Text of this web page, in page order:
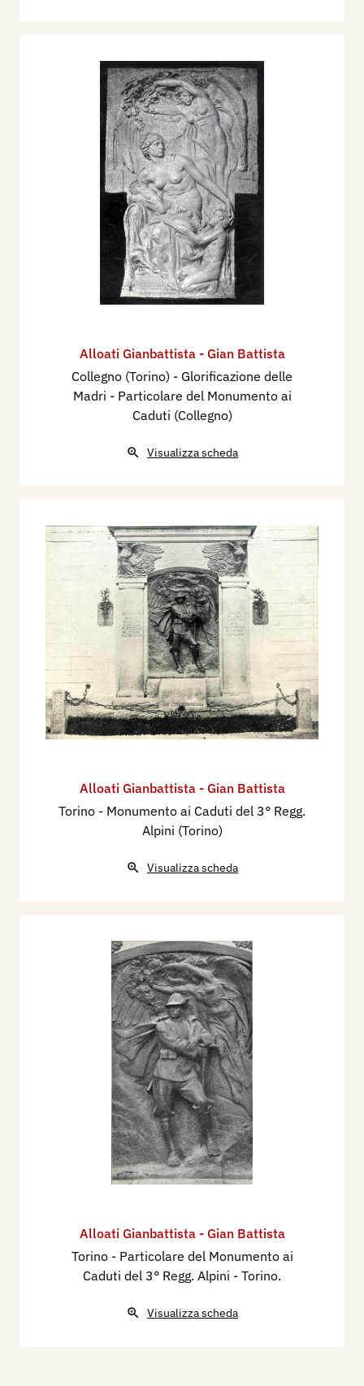
Alloati Gianbattista - Gian Battista
Collegno (Torino) - Glorificazione delle
Madri - Particolare del Monumento ai
Caduti (Collegno)
Visualizza scheda
Alloati Gianbattista - Gian Battista
Torino - Monumento ai Caduti del 3° Regg.
Alpini (Torino)
Visualizza scheda
Alloati Gianbattista - Gian Battista
Torino - Particolare del Monumento ai
Caduti del 3° Regg. Alpini - Torino.
Visualizza scheda